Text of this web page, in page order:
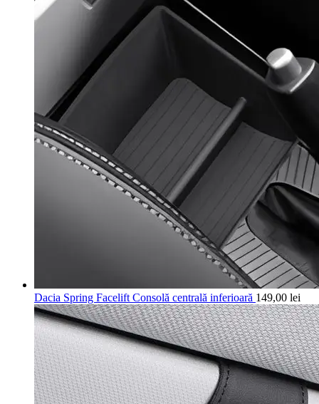
Dacia Spring Facelift Consolă centrală inferioară 149,00 lei